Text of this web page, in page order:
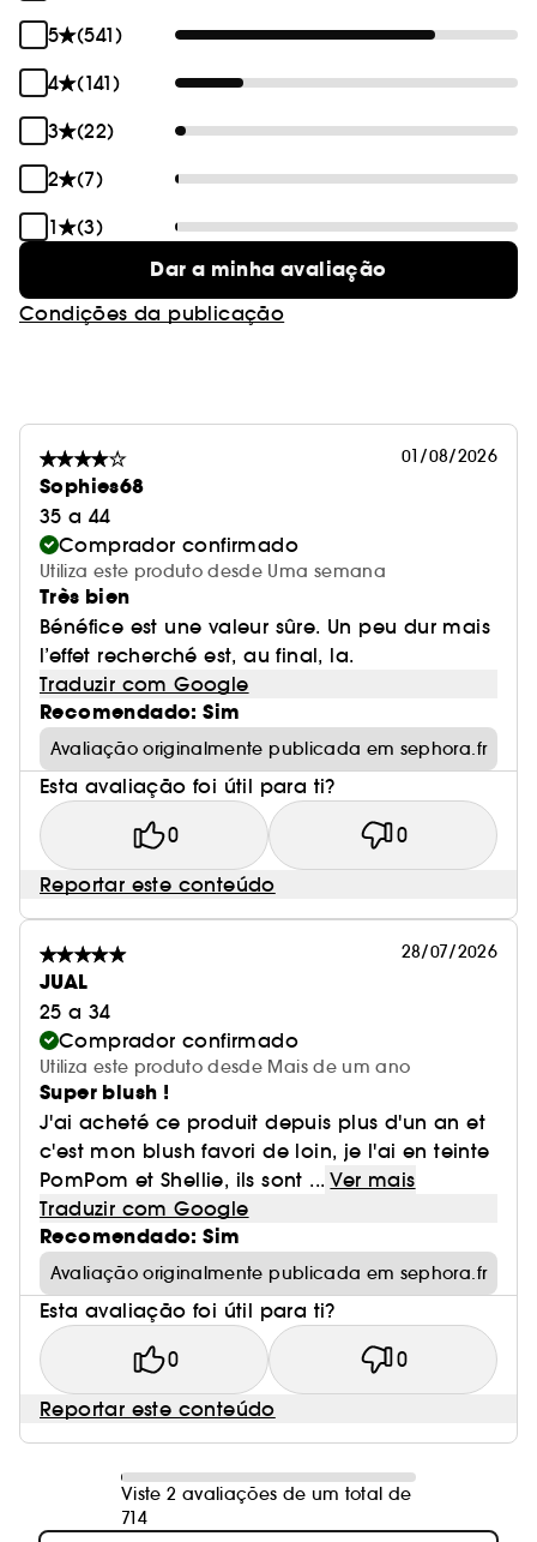
5
(541)
4
(141)
3
(22)
2
(7)
1
(3)
Dar a minha avaliação
Condições da publicação
01/08/2026
Sophies68
35 a 44
Comprador confirmado
Utiliza este produto desde Uma semana
Très bien
Bénéfice est une valeur sûre. Un peu dur mais
l’effet recherché est, au final, la.
Traduzir com Google
Recomendado: Sim
Avaliação originalmente publicada em sephora.fr
Esta avaliação foi útil para ti?
0 0
Reportar este conteúdo
28/07/2026
JUAL
25 a 34
Comprador confirmado
Utiliza este produto desde Mais de um ano
Super blush !
J'ai acheté ce produit depuis plus d'un an et
c'est mon blush favori de loin, je l'ai en teinte
PomPom et Shellie, ils sont ... Ver mais
Traduzir com Google
Recomendado: Sim
Avaliação originalmente publicada em sephora.fr
Esta avaliação foi útil para ti?
0 0
Reportar este conteúdo
Viste 2 avaliações de um total de
714